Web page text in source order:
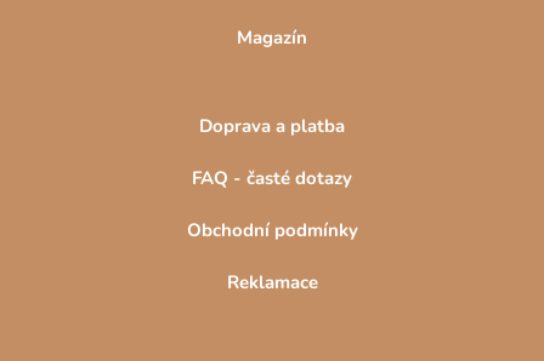
Magazín
Doprava a platba
FAQ - časté dotazy
Obchodní podmínky
Reklamace